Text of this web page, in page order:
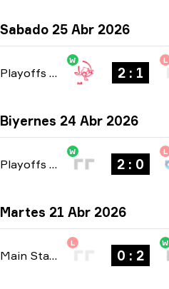
Sabado 25 Abr 2026
Playoffs bo3
W
2 : 1
L
Biyernes 24 Abr 2026
Playoffs bo3
W
2 : 0
L
Martes 21 Abr 2026
Main Stage
L
0 : 2
W